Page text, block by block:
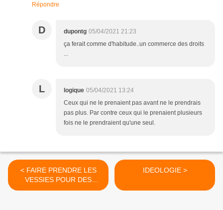
Répondre
D dupontg 05/04/2021 21:23
ça ferait comme d'habitude..un commerce des droits
L logique 05/04/2021 13:24
Ceux qui ne le prenaient pas avant ne le prendrais
pas plus. Par contre ceux qui le prenaient plusieurs
fois ne le prendraient qu'une seul.
< FAIRE PRENDRE LES
VESSIES POUR DES
LANTERNES...
IDEOLOGIE >